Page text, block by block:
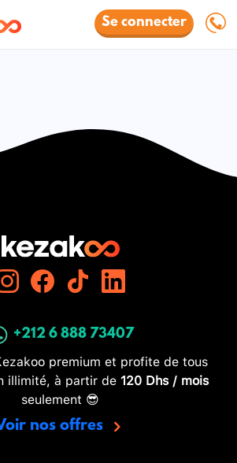
Se connecter
+212 6 888 73407
premium et profite de tous
illimité, à partir de 120 Dhs / mois
seulement 😎
nos offres